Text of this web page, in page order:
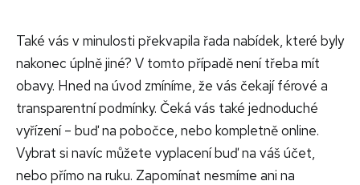
Také vás v minulosti překvapila řada nabídek, které byly
nakonec úplně jiné? V tomto případě není třeba mít
obavy. Hned na úvod zmíníme, že vás čekají férové a
transparentní podmínky. Čeká vás také jednoduché
vyřízení – buď na pobočce, nebo kompletně online.
Vybrat si navíc můžete vyplacení buď na váš účet,
nebo přímo na ruku. Zapomínat nesmíme ani na